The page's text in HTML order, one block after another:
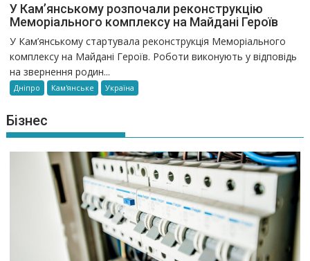
У Кам’янському розпочали реконструкцію
Меморіального комплексу на Майдані Героїв
У Кам’янському стартувала реконструкція Меморіального
комплексу на Майдані Героїв. Роботи виконують у відповідь
на звернення родин...
Дніпро Кам'янське Україна
Бізнес